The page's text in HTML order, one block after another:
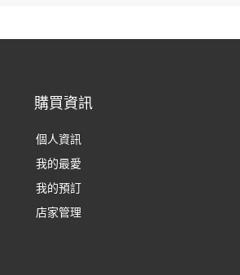
購買資訊
個人資訊
我的最愛
我的預訂
店家管理